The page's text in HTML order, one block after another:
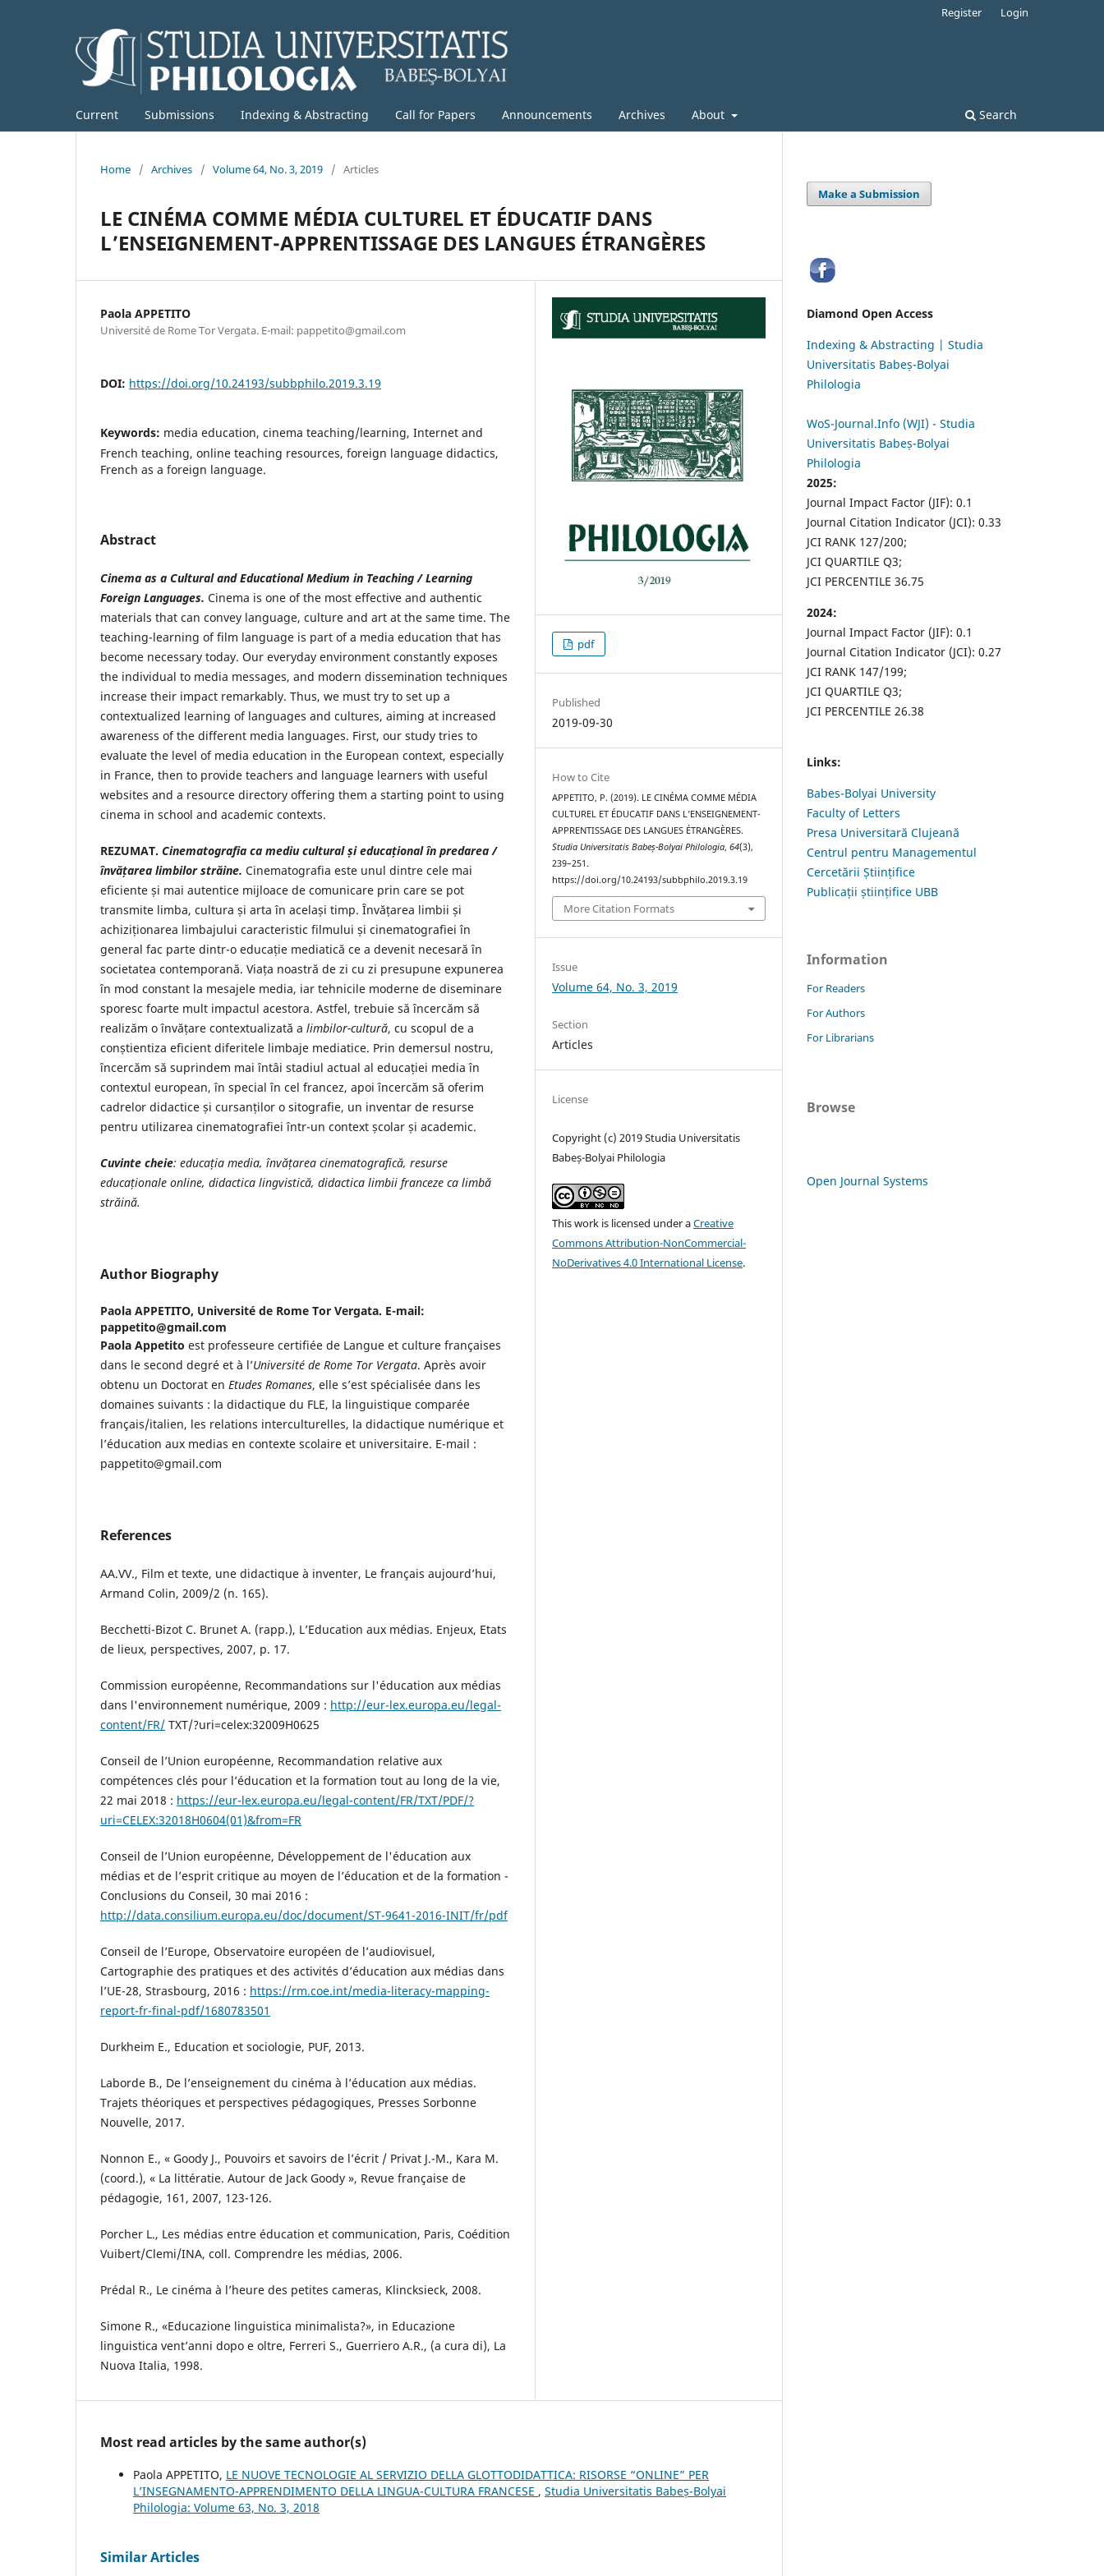
Current Submissions Indexing & Abstracting Call for Papers Announcements Archives About Search
Register Login
Home / Archives / Volume 64, No. 3, 2019 / Articles
LE CINÉMA COMME MÉDIA CULTUREL ET ÉDUCATIF DANS
L’ENSEIGNEMENT-APPRENTISSAGE DES LANGUES ÉTRANGÈRES
Paola APPETITO
Université de Rome Tor Vergata. E-mail: pappetito@gmail.com
DOI: https://doi.org/10.24193/subbphilo.2019.3.19
Keywords: media education, cinema teaching/learning, Internet and
French teaching, online teaching resources, foreign language didactics,
French as a foreign language.
Abstract
Cinema as a Cultural and Educational Medium in Teaching / Learning
Foreign Languages. Cinema is one of the most effective and authentic
materials that can convey language, culture and art at the same time. The
teaching-learning of film language is part of a media education that has
become necessary today. Our everyday environment constantly exposes
the individual to media messages, and modern dissemination techniques
increase their impact remarkably. Thus, we must try to set up a
contextualized learning of languages and cultures, aiming at increased
awareness of the different media languages. First, our study tries to
evaluate the level of media education in the European context, especially
in France, then to provide teachers and language learners with useful
websites and a resource directory offering them a starting point to using
cinema in school and academic contexts.
REZUMAT. Cinematografia ca mediu cultural și educațional în predarea /
învățarea limbilor străine. Cinematografia este unul dintre cele mai
eficiente și mai autentice mijloace de comunicare prin care se pot
transmite limba, cultura și arta în același timp. Învățarea limbii și
achiziționarea limbajului caracteristic filmului și cinematografiei în
general fac parte dintr-o educație mediatică ce a devenit necesară în
societatea contemporană. Viața noastră de zi cu zi presupune expunerea
în mod constant la mesajele media, iar tehnicile moderne de diseminare
sporesc foarte mult impactul acestora. Astfel, trebuie să încercăm să
realizăm o învățare contextualizată a limbilor-cultură, cu scopul de a
conștientiza eficient diferitele limbaje mediatice. Prin demersul nostru,
încercăm să suprindem mai întâi stadiul actual al educației media în
contextul european, în special în cel francez, apoi încercăm să oferim
cadrelor didactice și cursanților o sitografie, un inventar de resurse
pentru utilizarea cinematografiei într-un context școlar și academic.
Cuvinte cheie: educația media, învățarea cinematografică, resurse
educaționale online, didactica lingvistică, didactica limbii franceze ca limbă
străină.
Author Biography
Paola APPETITO, Université de Rome Tor Vergata. E-mail:
pappetito@gmail.com
Paola Appetito est professeure certifiée de Langue et culture françaises
dans le second degré et à l’Université de Rome Tor Vergata. Après avoir
obtenu un Doctorat en Etudes Romanes, elle s’est spécialisée dans les
domaines suivants : la didactique du FLE, la linguistique comparée
français/italien, les relations interculturelles, la didactique numérique et
l’éducation aux medias en contexte scolaire et universitaire. E-mail :
pappetito@gmail.com
References
AA.VV., Film et texte, une didactique à inventer, Le français aujourd’hui,
Armand Colin, 2009/2 (n. 165).
Becchetti-Bizot C. Brunet A. (rapp.), L’Education aux médias. Enjeux, Etats
de lieux, perspectives, 2007, p. 17.
Commission européenne, Recommandations sur l'éducation aux médias
dans l'environnement numérique, 2009 : http://eur-lex.europa.eu/legal-
content/FR/ TXT/?uri=celex:32009H0625
Conseil de l’Union européenne, Recommandation relative aux
compétences clés pour l’éducation et la formation tout au long de la vie,
22 mai 2018 : https://eur-lex.europa.eu/legal-content/FR/TXT/PDF/?
uri=CELEX:32018H0604(01)&from=FR
Conseil de l’Union européenne, Développement de l'éducation aux
médias et de l’esprit critique au moyen de l’éducation et de la formation -
Conclusions du Conseil, 30 mai 2016 :
http://data.consilium.europa.eu/doc/document/ST-9641-2016-INIT/fr/pdf
Conseil de l’Europe, Observatoire européen de l’audiovisuel,
Cartographie des pratiques et des activités d’éducation aux médias dans
l’UE-28, Strasbourg, 2016 : https://rm.coe.int/media-literacy-mapping-
report-fr-final-pdf/1680783501
Durkheim E., Education et sociologie, PUF, 2013.
Laborde B., De l’enseignement du cinéma à l’éducation aux médias.
Trajets théoriques et perspectives pédagogiques, Presses Sorbonne
Nouvelle, 2017.
Nonnon E., « Goody J., Pouvoirs et savoirs de l’écrit / Privat J.-M., Kara M.
(coord.), « La littératie. Autour de Jack Goody », Revue française de
pédagogie, 161, 2007, 123-126.
Porcher L., Les médias entre éducation et communication, Paris, Coédition
Vuibert/Clemi/INA, coll. Comprendre les médias, 2006.
Prédal R., Le cinéma à l’heure des petites cameras, Klincksieck, 2008.
Simone R., «Educazione linguistica minimalista?», in Educazione
linguistica vent’anni dopo e oltre, Ferreri S., Guerriero A.R., (a cura di), La
Nuova Italia, 1998.
pdf
Published
2019-09-30
How to Cite
APPETITO, P. (2019). LE CINÉMA COMME MÉDIA
CULTUREL ET ÉDUCATIF DANS L’ENSEIGNEMENT-
APPRENTISSAGE DES LANGUES ÉTRANGÈRES.
Studia Universitatis Babeș-Bolyai Philologia,64(3),
239–251.
https://doi.org/10.24193/subbphilo.2019.3.19
More Citation Formats
Issue
Volume 64, No. 3, 2019
Section
Articles
License
Copyright (c) 2019 Studia Universitatis
Babeș-Bolyai Philologia
This work is licensed under aCreative
Commons Attribution-NonCommercial-
NoDerivatives 4.0 International License.
Most read articles by the same author(s)
Paola APPETITO, LE NUOVE TECNOLOGIE AL SERVIZIO DELLA GLOTTODIDATTICA: RISORSE “ONLINE” PER
L’INSEGNAMENTO-APPRENDIMENTO DELLA LINGUA-CULTURA FRANCESE , Studia Universitatis Babeș-Bolyai
Philologia: Volume 63, No. 3, 2018
Similar Articles
Make a Submission
Diamond Open Access
Indexing & Abstracting | Studia
Universitatis Babeș-Bolyai
Philologia
WoS-Journal.Info (WJI) - Studia
Universitatis Babeș-Bolyai
Philologia
2025:
Journal Impact Factor (JIF): 0.1
Journal Citation Indicator (JCI): 0.33
JCI RANK 127/200;
JCI QUARTILE Q3;
JCI PERCENTILE 36.75
2024:
Journal Impact Factor (JIF): 0.1
Journal Citation Indicator (JCI): 0.27
JCI RANK 147/199;
JCI QUARTILE Q3;
JCI PERCENTILE 26.38
Links:
Babes-Bolyai University
Faculty of Letters
Presa Universitară Clujeană
Centrul pentru Managementul
Cercetării Științifice
Publicații științifice UBB
Information
For Readers
For Authors
For Librarians
Browse
Open Journal Systems